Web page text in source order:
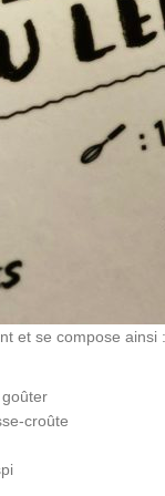
et se compose ainsi :
croûte